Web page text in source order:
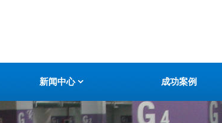
新闻中心 成功案例